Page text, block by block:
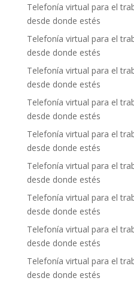
Telefonía virtual para el
desde donde estés
Telefonía virtual para el
desde donde estés
Telefonía virtual para el
desde donde estés
Telefonía virtual para el
desde donde estés
Telefonía virtual para el
desde donde estés
Telefonía virtual para el
desde donde estés
Telefonía virtual para el
desde donde estés
Telefonía virtual para el
desde donde estés
Telefonía virtual para el
desde donde estés